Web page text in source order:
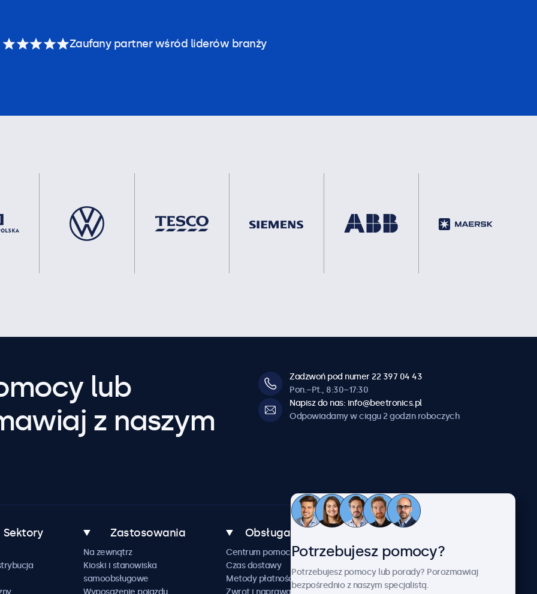
Zaufany partner wśród liderów branży
lub
z naszym
Zadzwoń pod numer 22 397 04 43
Pon.–Pt., 8:30–17:30
Napisz do nas: info@beetronics.pl
Odpowiadamy w ciągu 2 godzin roboczych
Sektory Zastosowania
Na zewnątrz
Kioski i stanowiska
samoobsługowe
Wyposażenie pojazdu
Obsługa klienta
Centrum pomocy
Czas dostawy
Metody płatności
Zwrot i naprawa
Beetronics
Przykłady zastosowania
Aktualności i informacje
Potrzebujesz pomocy?
Potrzebujesz pomocy lub porady? Porozmawiaj
bezpośrednio z naszym specjalistą.